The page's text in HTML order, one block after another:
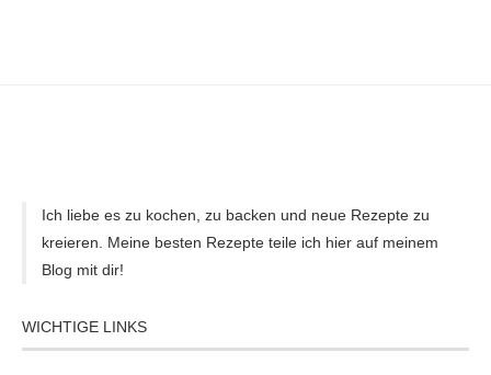
Ich liebe es zu kochen, zu backen und neue Rezepte zu
kreieren. Meine besten Rezepte teile ich hier auf meinem
Blog mit dir!
WICHTIGE LINKS